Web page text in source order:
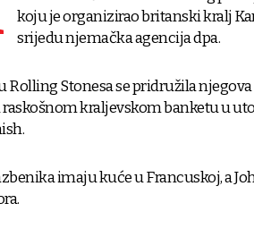
koju je organizirao britanski kralj
srijedu njemačka agencija dpa.
Rolling Stonesa se pridružila
raskošnom kraljevskom banketu u
imaju kuće u Francuskoj, a